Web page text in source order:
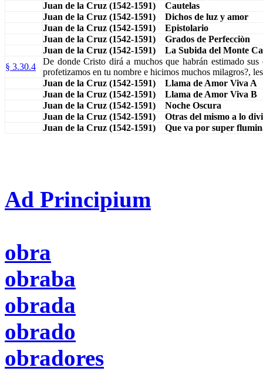
Juan de la Cruz (1542-1591) Cautelas
Juan de la Cruz (1542-1591) Dichos de luz y amor
Juan de la Cruz (1542-1591) Epistolario
Juan de la Cruz (1542-1591) Grados de Perfecciòn
Juan de la Cruz (1542-1591) La Subida del Monte
§ 3.30.4
De donde Cristo dirá a muchos que habrán estimado
profetizamos en tu nombre e hicimos muchos milagros?,
Juan de la Cruz (1542-1591) Llama de Amor Viva A
Juan de la Cruz (1542-1591) Llama de Amor Viva B
Juan de la Cruz (1542-1591) Noche Oscura
Juan de la Cruz (1542-1591) Otras del mismo a lo
Juan de la Cruz (1542-1591) Que va por super
Ad Principium
obra
obraba
obrada
obrado
obradores